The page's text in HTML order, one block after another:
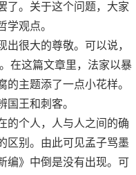
了。关于这个问题，大家
观点。
很大的尊敬。可以说，
在这篇文章里，法家以暴
主题添了一点小花样。
王和刺客。
个人，人与人之间的确
区别。由此可见孟子骂墨
编》中倒是没有出现。可